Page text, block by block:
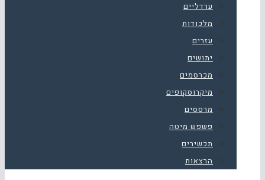
ערדליים
מלכודות
עזרים
יתושים
מכרסמים
מיקרוסקופים
מרססים
פשפש מיטה
תכשירים
הרצאות